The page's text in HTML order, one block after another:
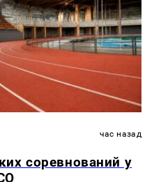
час назад
соревнований у